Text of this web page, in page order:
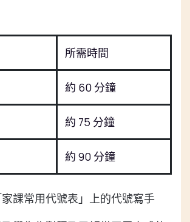
所需時間
約 60 分鐘
約 75 分鐘
約 90 分鐘
課常用代號表」上的代號寫手